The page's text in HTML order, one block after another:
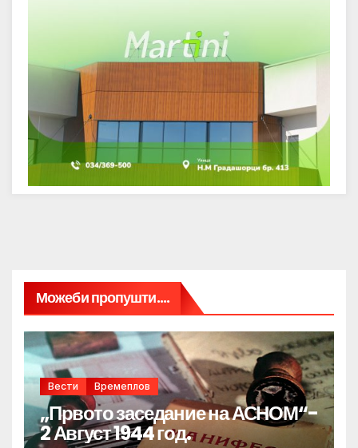
Можеби пропушти....
Вести Времеплов
„Првото заседание на АСНОМ“-
2 Август 1944 год.